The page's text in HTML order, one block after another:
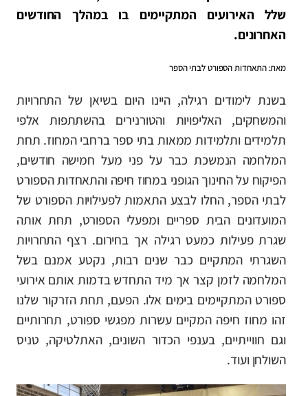
שלל האירועים המתקיימים בו במהלך החודשים
האחרונים.
מאת: התאחדות הספורט לבתי הספר
בשנת לימודים רגילה, היינו היום בשיאן של התחרויות
והמשחקים, האליפויות והטורנירים בהשתתפות אלפי
תלמידים ותלמידות ממאות בתי ספר ברחבי המחוז. תחת
המלחמה הנמשכת כבר על פני מעל חמישה חודשים,
הפיקוח על החינוך הגופני במחוז חיפה והתאחדות הספורט
לבתי הספר, החלו לבצע התאמות לפעילויות הספורט של
המועדונים הבית ספריים ומפעלי הספורט, תחת אותה
שגרת פעילות כמעט רגילה אך בחירום. רצף התחרויות
השגרתי המתקיים כבר שנים רבות, נקטע אמנם בשל
המלחמה לזמן קצר אך מיד התחדש בדמות אותם אירועי
ספורט המתקיימים בימים אלו. הפעם, תחת הזרקור שלנו
זהו מחוז חיפה המקיים עשרות מפגשי ספורט, תחרותיים
וגם חווייתיים, בענפי הכדור השונים, האתלטיקה, טניס
השולחן ועוד.